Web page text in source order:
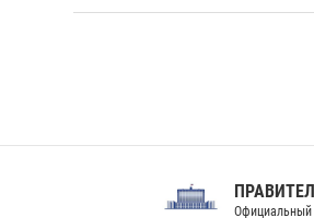
ПРАВИТЕЛЬСТВО РФ
Официальный сайт